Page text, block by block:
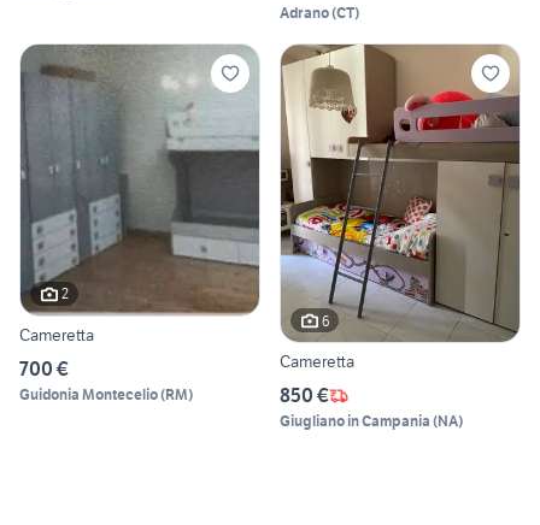
Adrano(CT)
2
Cameretta
700 €
Guidonia Montecelio(RM)
6
Cameretta
850 €
Giugliano in Campania (NA)